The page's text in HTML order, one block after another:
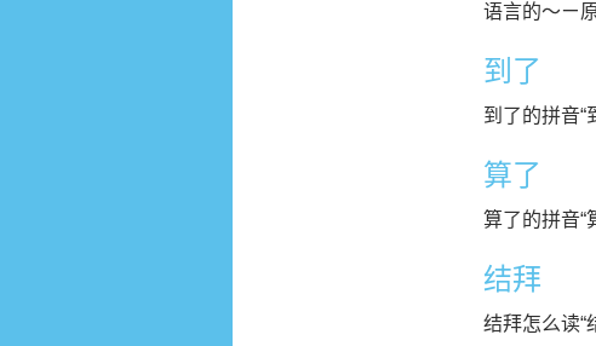
语言的～ㄧ
到了
到了的拼音“
算了
算了的拼音“
结拜
结拜怎么读“